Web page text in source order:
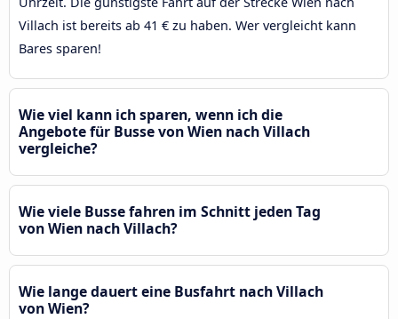
Villach ist bereits ab 41 € zu haben. Wer vergleicht kann
Bares sparen!
Wie viel kann ich sparen, wenn ich die
Angebote für Busse von Wien nach Villach
vergleiche?
Wie viele Busse fahren im Schnitt jeden Tag
von Wien nach Villach?
Wie lange dauert eine Busfahrt nach Villach
von Wien?